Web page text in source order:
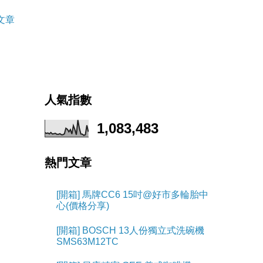
章
人氣指數
1,083,483
熱門文章
[開箱] 馬牌CC6 15吋@好市多輪胎中
心(價格分享)
[開箱] BOSCH 13人份獨立式洗碗機
SMS63M12TC